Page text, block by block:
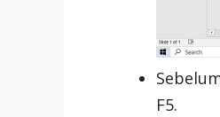
F5.